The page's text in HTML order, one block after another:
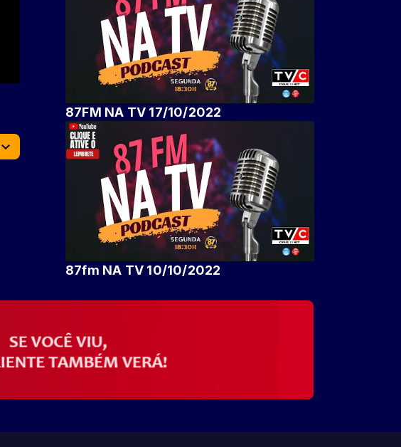
87FM NA TV 17/10/2022
87fm NA TV 10/10/2022